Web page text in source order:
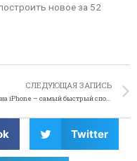
новое за 52
СЛЕДУЮЩАЯ ЗАПИСЬ
Игры на iPhone – самый быстрый способ расстаться с деньгами
Twitter